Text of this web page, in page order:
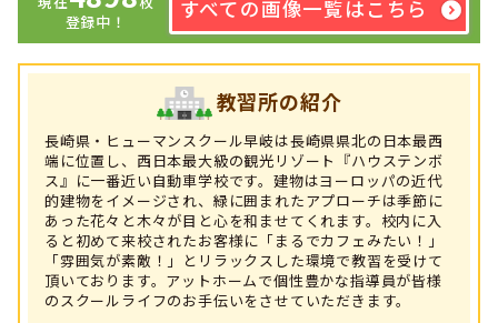
登録中！
すべての画像一覧はこちら
教習所の紹介
長崎県・ヒューマンスクール早岐は長崎県県北の日本最西
端に位置し、西日本最大級の観光リゾート『ハウステンボ
ス』に一番近い自動車学校です。建物はヨーロッパの近代
的建物をイメージされ、緑に囲まれたアプローチは季節に
あった花々と木々が目と心を和ませてくれます。校内に入
ると初めて来校されたお客様に「まるでカフェみたい！」
「雰囲気が素敵！」とリラックスした環境で教習を受けて
頂いております。アットホームで個性豊かな指導員が皆様
のスクールライフのお手伝いをさせていただきます。